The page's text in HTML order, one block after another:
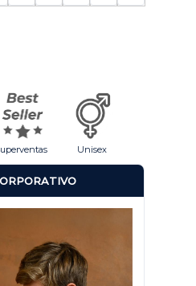
Unisex